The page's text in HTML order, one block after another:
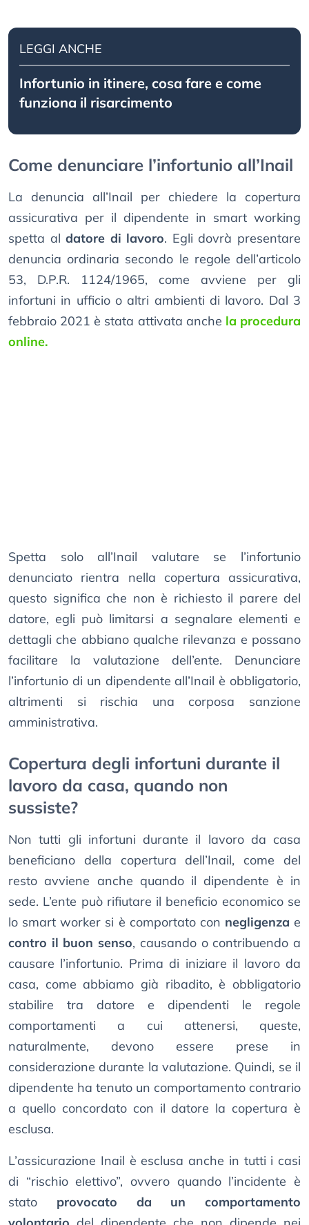
LEGGI ANCHE
Infortunio in itinere, cosa fare e come
funziona il risarcimento
Come denunciare l’infortunio all’Inail
La denuncia all’Inail per chiedere la copertura
assicurativa per il dipendente in smart working
spetta aldatore di lavoro. Egli dovrà presentare
denuncia ordinaria secondo le regole dell’articolo
53, D.P.R. 1124/1965, come avviene per gli
infortuni in ufficio o altri ambienti di lavoro. Dal 3
febbraio 2021 è stata attivata anche la procedura
online.
Spetta solo all’Inail valutare se l’infortunio
denunciato rientra nella copertura assicurativa,
questo significa che non è richiesto il parere del
datore, egli può limitarsi a segnalare elementi e
dettagli che abbiano qualche rilevanza e possano
facilitare la valutazione dell’ente. Denunciare
l’infortunio di un dipendente all’Inail è obbligatorio,
altrimenti si rischia una corposa sanzione
amministrativa.
Copertura degli infortuni durante il
lavoro da casa, quando non
sussiste?
Non tutti gli infortuni durante il lavoro da casa
beneficiano della copertura dell’Inail, come del
resto avviene anche quando il dipendente è in
sede. L’ente può rifiutare il beneficio economico se
lo smart worker si è comportato con negligenza e
contro il buon senso, causando o contribuendo a
causare l’infortunio. Prima di iniziare il lavoro da
casa, come abbiamo già ribadito, è obbligatorio
stabilire tra datore e dipendenti le regole
comportamenti a cui attenersi, queste,
naturalmente, devono essere prese in
considerazione durante la valutazione. Quindi, se il
dipendente ha tenuto un comportamento contrario
a quello concordato con il datore la copertura è
esclusa.
L’assicurazione Inail è esclusa anche in tutti i casi
di “rischio elettivo”, ovvero quando l’incidente è
stato provocato da un comportamento